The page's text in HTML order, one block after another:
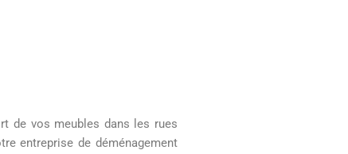
de vos meubles dans les rues
entreprise de déménagement